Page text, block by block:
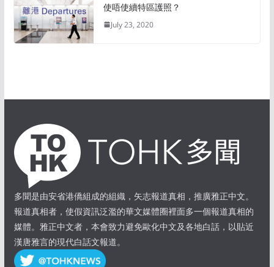
使唔使續特區護照？
July 23, 2020
多聞是由安省港僑組成的組織，矢志報道真相，推廣雅正中文。
報道真相者，使假資訊泛濫的華文媒體圈裡面多一個報道真相的
媒體。雅正中文者，本會致力避免歐化中文及各地白話，以貼近
漢唐雅言的現代白話文報道。